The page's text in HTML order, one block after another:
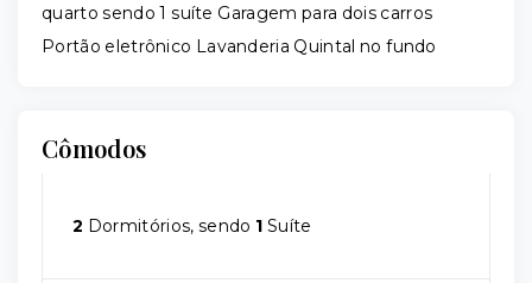
quarto sendo 1 suíte Garagem para dois carros
Portão eletrônico Lavanderia Quintal no fundo
Cômodos
2 Dormitórios, sendo 1 Suíte